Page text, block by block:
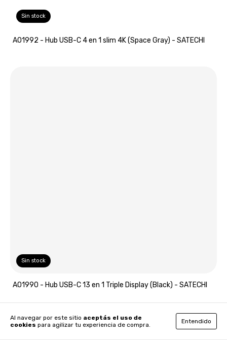
Al navegar por este sitio aceptás el uso de
cookies para agilizar tu experiencia de compra. Entendido
Sin stock
A01992 - Hub USB-C 4 en 1 slim 4K (Space Gray) - SATECHI
Sin stock
A01990 - Hub USB-C 13 en 1 Triple Display (Black) - SATECHI